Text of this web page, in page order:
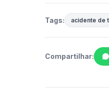
Tags: acidente de
Compartilhar: